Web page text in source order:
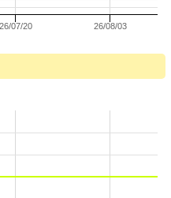
26/07/20 26/08/03